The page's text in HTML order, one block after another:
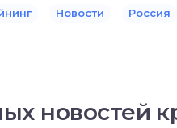
Новости Россия
новостей